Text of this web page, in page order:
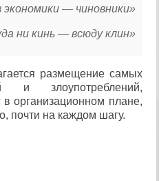
— чиновники»
ни кинь — всюду клин»
размещение самых
и злоупотреблений,
организационном плане,
почти на каждом шагу.